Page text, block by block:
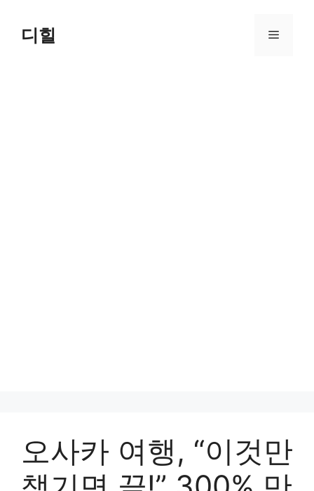
content디힐 Menu
오사카 여행, “이것만